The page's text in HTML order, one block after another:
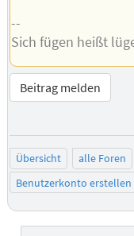
--
Sich fügen heißt
Beitrag melden
Übersicht alle Foren
Benutzerkonto erstellen